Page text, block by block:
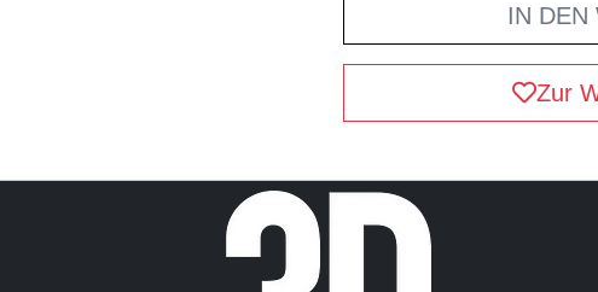
IN DEN
Zur